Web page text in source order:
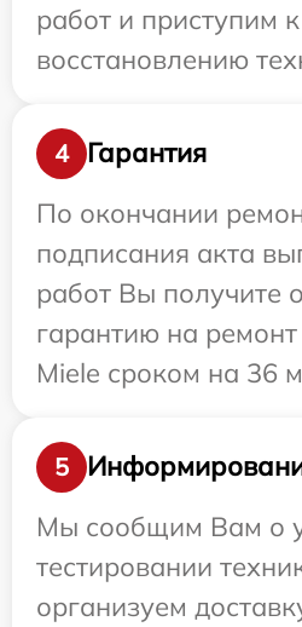
работ и приступим к
восстановлению
4
Гарантия
По окончании
подписания акта
работ Вы получите
гарантию на ремонт
Miele сроком на 36
5
Мы сообщим Вам о
тестировании
организуем